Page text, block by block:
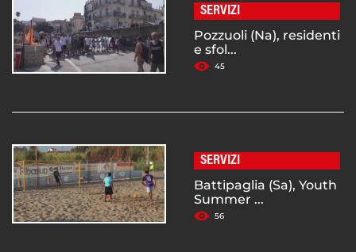
SERVIZI
Pozzuoli (Na), residenti
e sfol...
45
SERVIZI
Battipaglia (Sa), Youth
Summer ...
56